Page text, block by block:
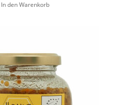
In den Warenkorb